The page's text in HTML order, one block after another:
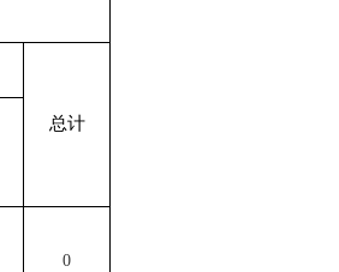
总计
0